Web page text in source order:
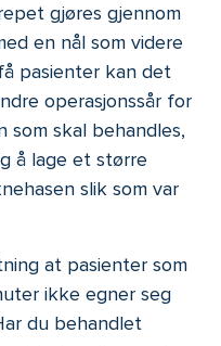
gjøres gjennom
en nål som videre
pasienter kan det
operasjonssår for
som skal behandles,
å lage et større
slik som var
at pasienter som
ikke egner seg
du behandlet